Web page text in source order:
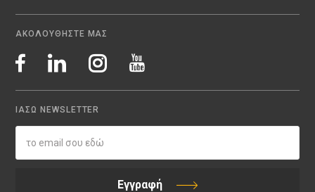
ΑΚΟΛΟΥΘΗΣΤΕ ΜΑΣ
ΙΑΣΩ NEWSLETTER
Εγγραφή